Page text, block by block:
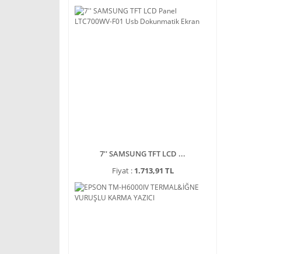
7'' SAMSUNG TFT LCD ...
Fiyat : 1.713,91 TL